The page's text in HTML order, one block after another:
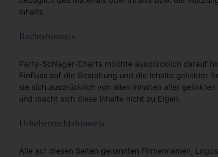
Inhalts.
Rechtshinweis
Party-Schlager-Charts möchte ausdrücklich darauf
Einfluss auf die Gestaltung und die Inhalte gelinkter
sie sich ausdrücklich von allen Inhalten aller
und macht sich diese Inhalte nicht zu Eigen.
Urheberrechtshinweis
Alle auf diesen Seiten genannten Firmennamen,